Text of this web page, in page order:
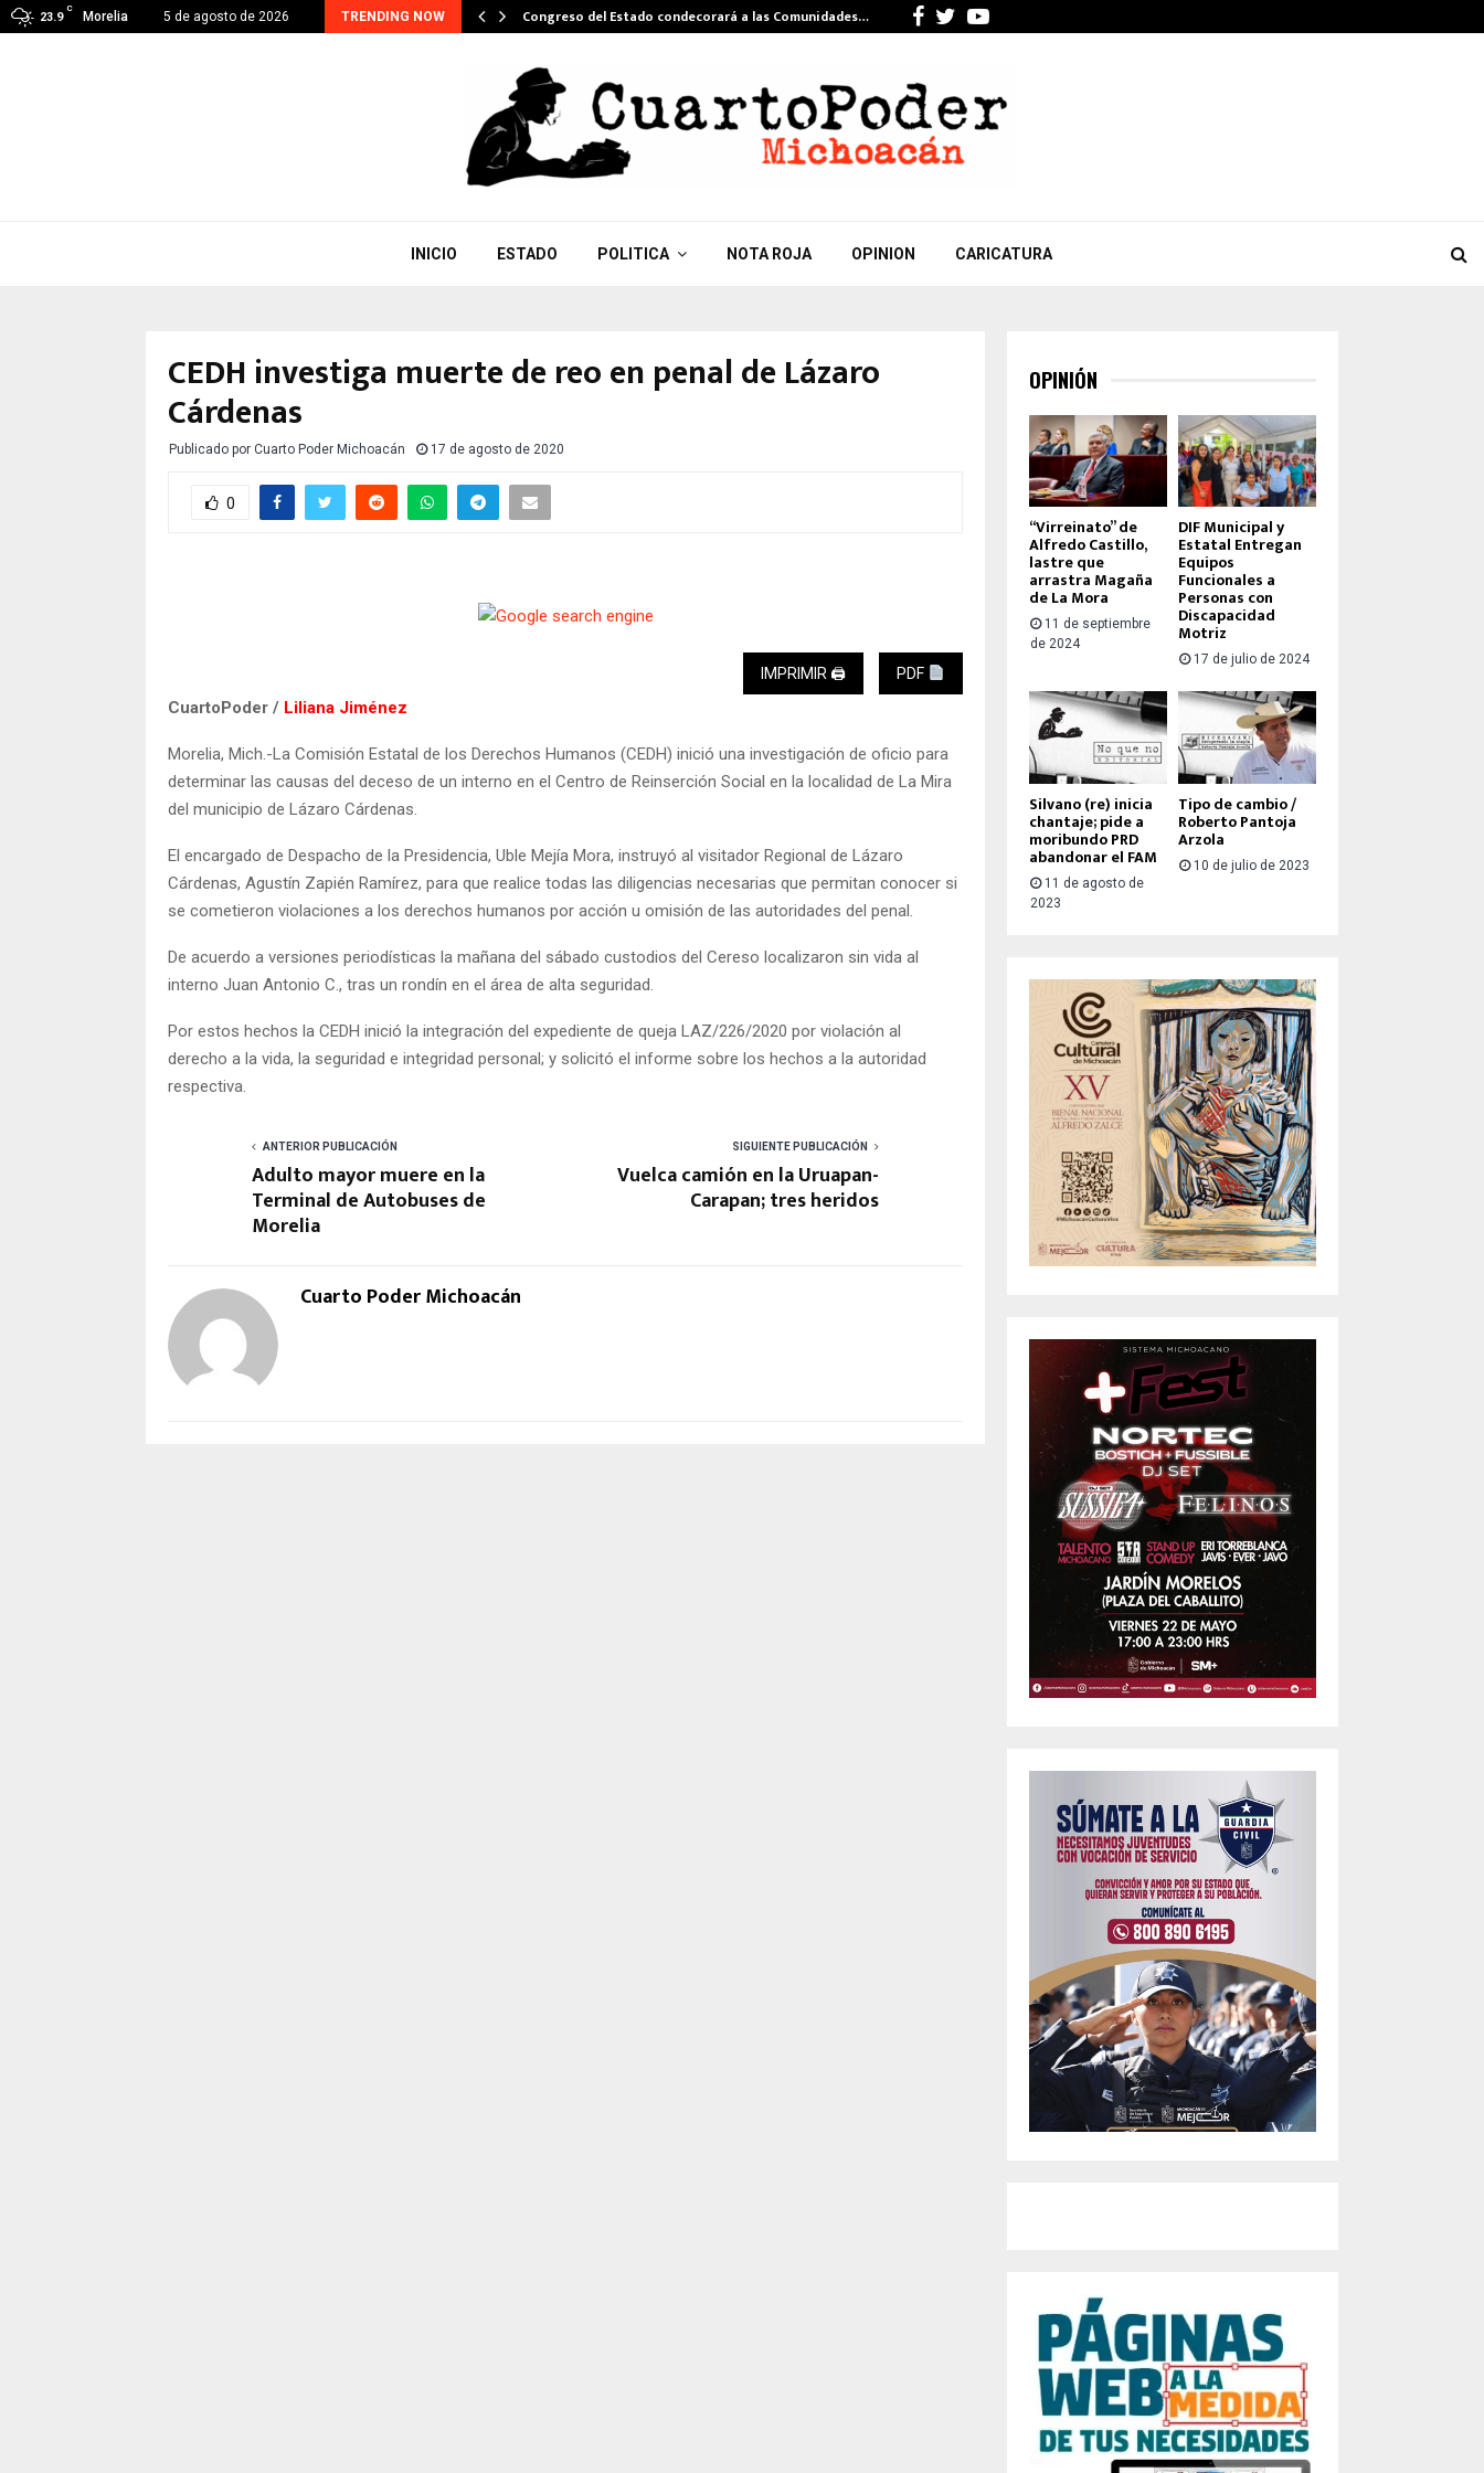
23.9
C
Morelia 5 de agosto de 2026 TRENDING NOW
suma 48 detenidos por extorsión; el… Congreso del Estado condecorará a las Comunidades… Facebook
TwitterYoutube
INICIO ESTADO POLITICA NOTA ROJA OPINION CARICATURA
CEDH investiga muerte de reo en penal de Lázaro
Cárdenas
Publicado por Cuarto Poder Michoacán 17 de agosto de 2020
0
IMPRIMIR 🖨 PDF
CuartoPoder / Liliana Jiménez
Morelia, Mich.-La Comisión Estatal de los Derechos Humanos (CEDH) inició una investigación de oficio para
determinar las causas del deceso de un interno en el Centro de Reinserción Social en la localidad de La Mira
del municipio de Lázaro Cárdenas.
El encargado de Despacho de la Presidencia, Uble Mejía Mora, instruyó al visitador Regional de Lázaro
Cárdenas, Agustín Zapién Ramírez, para que realice todas las diligencias necesarias que permitan conocer si
se cometieron violaciones a los derechos humanos por acción u omisión de las autoridades del penal.
De acuerdo a versiones periodísticas la mañana del sábado custodios del Cereso localizaron sin vida al
interno Juan Antonio C., tras un rondín en el área de alta seguridad.
Por estos hechos la CEDH inició la integración del expediente de queja LAZ/226/2020 por violación al
derecho a la vida, la seguridad e integridad personal; y solicitó el informe sobre los hechos a la autoridad
respectiva.
ANTERIOR PUBLICACIÓN
Adulto mayor muere en la
Terminal de Autobuses de
Morelia
SIGUIENTE PUBLICACIÓN
Vuelca camión en la Uruapan-
Carapan; tres heridos
Cuarto Poder Michoacán
OPINIÓN
“Virreinato” de
Alfredo Castillo,
lastre que
arrastra Magaña
de La Mora
11 de septiembre
de 2024
DIF Municipal y
Estatal Entregan
Equipos
Funcionales a
Personas con
Discapacidad
Motriz
17 de julio de 2024
Silvano (re) inicia
chantaje; pide a
moribundo PRD
abandonar el FAM
11 de agosto de
2023
Tipo de cambio /
Roberto Pantoja
Arzola
10 de julio de 2023